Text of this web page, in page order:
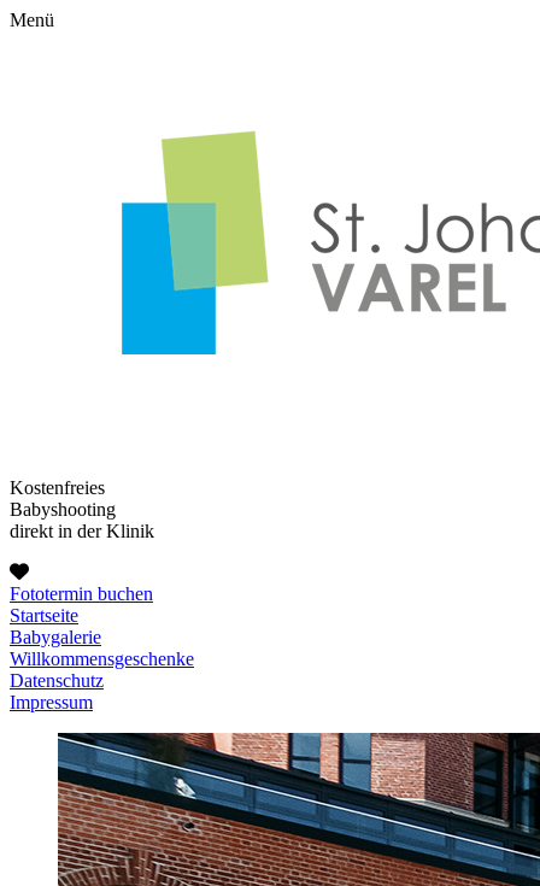
Menü
Kostenfreies
Babyshooting
direkt in der Klinik
Fototermin buchen
Startseite
Babygalerie
Willkommensgeschenke
Datenschutz
Impressum